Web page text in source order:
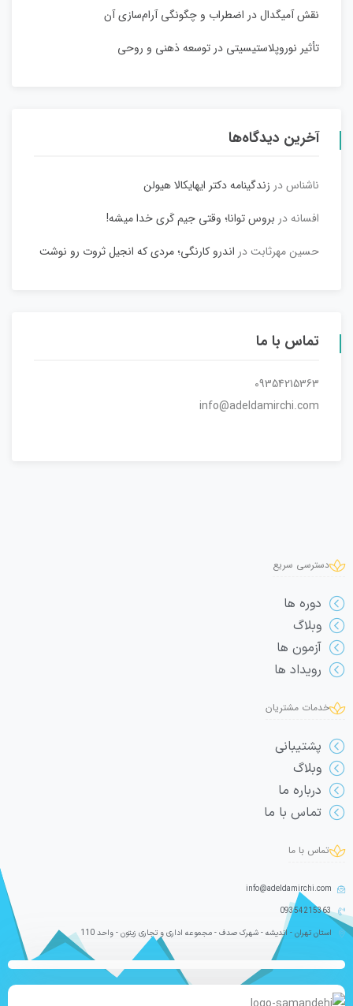
نقش آمیگدال در اضطراب و چگونگی آرام‌سازی آن
تأثیر نوروپلاستیسیتی در توسعه ذهنی و روحی
آخرین دیدگاه‌ها
ناشناسدر زندگینامه دکتر ایهایکالا هیولن
افسانه در بروس توانا؛ وقتی جیم کَری خدا میشه!
حسین مهرثابتدر اندرو کارنگی؛ مردی که انجیل ثروت رو نوشت
تماس با ما
09354215363
info@adeldamirchi.com
دسترسی سریع
دوره ها
وبلاگ
آزمون ها
رویداد ها
خدمات مشتریان
پشتیبانی
وبلاگ
درباره ما
تماس با ما
تماس با ما
info@adeldamirchi.com
09354215363
استان تهران - اندیشه - شهرک صدف - مجموعه اداری و تجاری زیتون - واحد 110